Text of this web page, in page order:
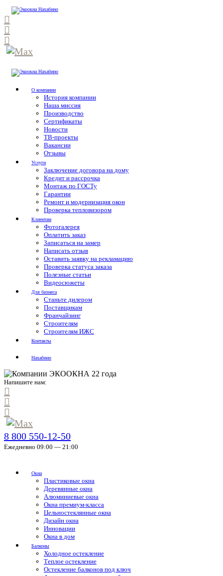
О компании
История компании
Наша миссия
Производство
Сертификаты
Новости
ТВ-проекты
Вакансии
Отзывы
Услуги
Заключение договора на дому
Кредит и рассрочка
Монтаж по ГОСТу
Гарантии
Ремонт и модернизация окон
Проверка тепловизором
Клиентам
Фотогалерея
Оплатить заказ
Записаться на замер
Написать отзыв
Оставить заявку на рекламацию
Проверка статуса заказа
Полезные статьи
Видеосюжеты
Для бизнеса
Станьте дилером
Поставщикам
Франчайзинг
Строителям
Строителям ИЖС
Контакты
Нахабино
Напишите нам:
8 800 550-12-50
Ежедневно 09:00 — 21:00
Окна
Пластиковые окна
Деревянные окна
Алюминиевые окна
Окна премиум-класса
Цельностеклянные окна
Дизайн окна
Инновации
Окна в дом
Балконы
Холодное остекление
Теплое остекление
Остекление балконов под ключ